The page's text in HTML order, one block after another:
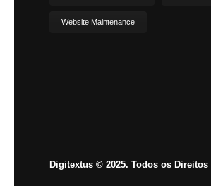
Website Maintenance
Digitextus © 2025. Todos os Direitos